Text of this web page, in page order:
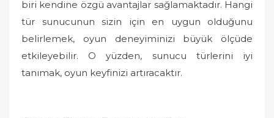
biri kendine özgü avantajlar sağlamaktadır. Hangi
tür sunucunun sizin için en uygun olduğunu
belirlemek, oyun deneyiminizi büyük ölçüde
etkileyebilir. O yüzden, sunucu türlerini iyi
tanımak, oyun keyfinizi artıracaktır.